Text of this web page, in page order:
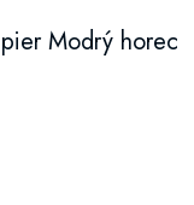
Modrý horec